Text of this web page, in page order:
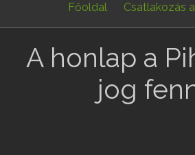
Főoldal Csatlakozás
A honlap a
jog